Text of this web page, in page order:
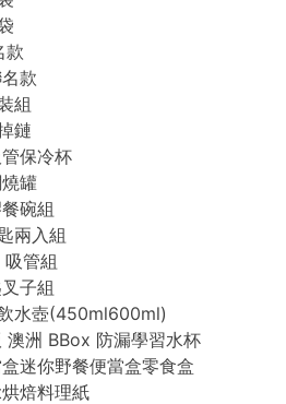
款
款
組
鏈
保冷杯
罐
碗組
兩入組
吸管組
子組
水壺(450ml600ml)
澳洲 BBox 防漏學習水杯
迷你野餐便當盒零食盒
焙料理紙